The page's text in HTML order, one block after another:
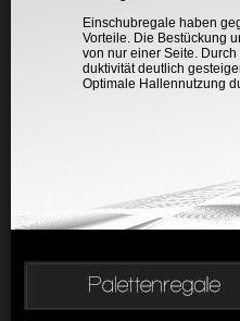
Einschubregale haben
Vorteile. Die Bestückung
von nur einer Seite.
duktivität deutlich
Optimale Hallennutzung